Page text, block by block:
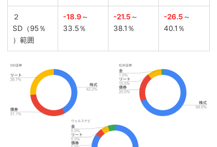
２
SD（95％
）範囲
-18.9～
33.5％
-21.5 ～
38.1％
-26.5 ～
40.1％